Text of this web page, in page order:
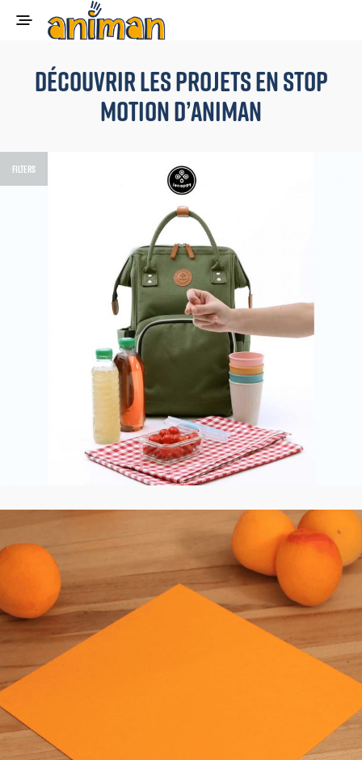
Découvrir les projets en stop
motion d’Animan
FILTERS